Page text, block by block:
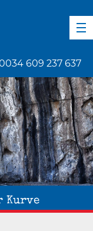
609 237 637
Kurve